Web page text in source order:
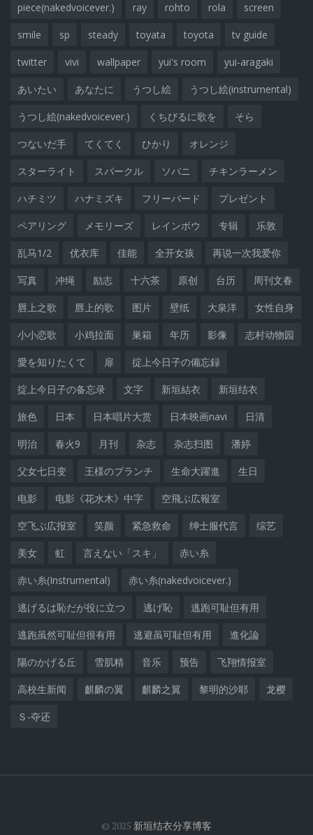
piece(nakedvoicever.) ray rohto rola screen
smile sp steady toyata toyota tv guide
twitter vivi wallpaper yui's room yui-aragaki
あいたい あなたに うつし絵 うつし絵(instrumental)
うつし絵(nakedvoicever.) くちびるに歌を そら
つないだ手 てくてく ひかり オレンジ
スターライト スパークル ソバニ チキンラーメン
ハチミツ ハナミズキ フリーバード プレゼント
ペアリング メモリーズ レインボウ 专辑 乐敦
乱马1/2 优衣库 佳能 全开女孩 再说一次我爱你
写真 冲绳 励志 十六茶 原创 台历 周刊文春
唇上之歌 唇上的歌 图片 壁纸 大泉洋 女性自身
小小恋歌 小鸡拉面 巣箱 年历 影像 志村动物园
愛を知りたくて 扉 掟上今日子の備忘録
掟上今日子の备忘录 文字 新垣結衣 新垣结衣
旅色 日本 日本唱片大赏 日本映画navi 日清
明治 春火9 月刊 杂志 杂志扫图 潘婷
父女七日变 王様のブランチ 生命大躍進 生日
电影 电影《花水木》中字 空飛ぶ広報室
空飞ぶ広报室 笑颜 紧急救命 绅士服代言 综艺
美女 虹 言えない「スキ」 赤い糸
赤い糸(Instrumental) 赤い糸(nakedvoicever.)
逃げるは恥だが役に立つ 逃げ恥 逃跑可耻但有用
逃跑虽然可耻但很有用 逃避虽可耻但有用 進化論
陽のかげる丘 雪肌精 音乐 预告 飞翔情报室
高校生新闻 麒麟の翼 麒麟之翼 黎明的沙耶 龙樱
Ｓ-夺还
© 2025 新垣结衣分享博客